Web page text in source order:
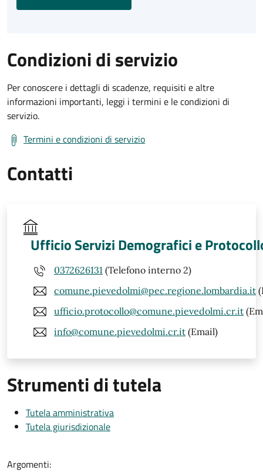
Condizioni di servizio
Per conoscere i dettagli di scadenze, requisiti e altre
informazioni importanti, leggi i termini e le condizioni di
servizio.
Termini e condizioni di servizio
Contatti
Ufficio Servizi Demografici e
0372626131 (Telefono interno 2)
comune.pievedolmi@pec.regione.lombardia.it
ufficio.protocollo@comune.pievedolmi.cr.it
info@comune.pievedolmi.cr.it (Email)
Strumenti di tutela
Tutela amministrativa
Tutela giurisdizionale
Argomenti: